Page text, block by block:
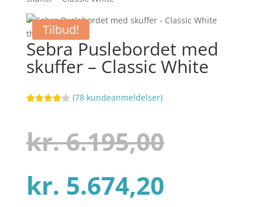
Tilbud!
Sebra Puslebordet med
skuffer – Classic White
baseret
på
kundebedø
(78 kundeanmeldelser)
kr.6.195,00
kr. 5.674,20Den